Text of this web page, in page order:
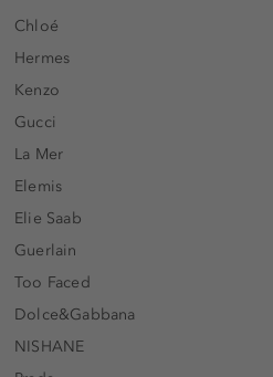
Chloé
Hermes
Kenzo
Gucci
La Mer
Elemis
Elie Saab
Guerlain
Too Faced
Dolce&Gabbana
NISHANE